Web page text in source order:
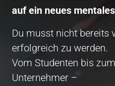
auf ein neues
Du musst nicht bereits
erfolgreich zu werden.
Vom Studenten bis
Unternehmer –